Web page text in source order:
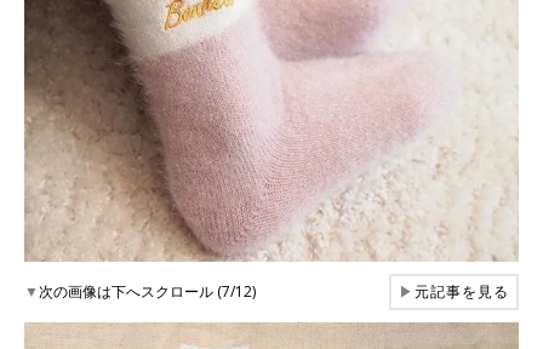
▼次の画像は下へスクロール (7/12) ▶元記事を見る